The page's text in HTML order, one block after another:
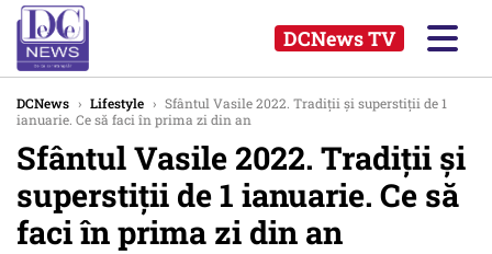
DCNews TV
DCNews › Lifestyle › Sfântul Vasile 2022. Tradiții și superstiții de 1
ianuarie. Ce să faci în prima zi din an
Sfântul Vasile 2022. Tradiții și
superstiții de 1 ianuarie. Ce să
faci în prima zi din an